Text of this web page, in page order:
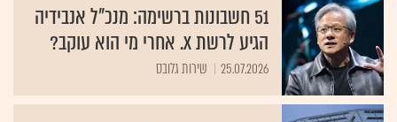
51 חשבונות ברשימה: מנכ"ל אנבידיה
הגיע לרשת X. אחרי מי הוא עוקב?
25.07.2026 שירות גלובס